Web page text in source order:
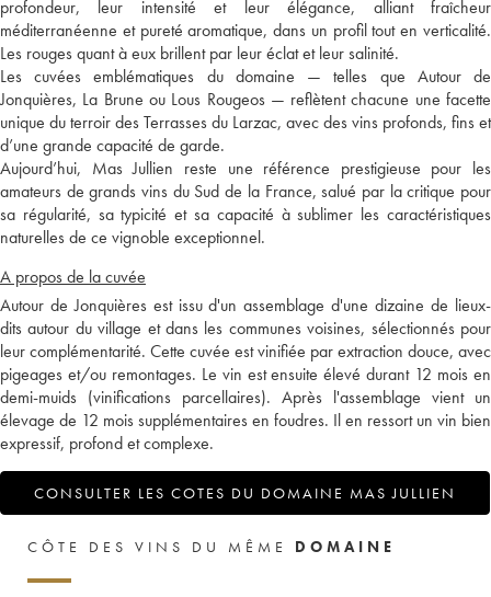
profondeur, leur intensité et leur élégance, alliant fraîcheur
méditerranéenne et pureté aromatique, dans un profil tout en verticalité.
Les rouges quant à eux brillent par leur éclat et leur salinité.
Les cuvées emblématiques du domaine — telles que Autour de
Jonquières, La Brune ou Lous Rougeos — reflètent chacune une facette
unique du terroir des Terrasses du Larzac, avec des vins profonds, fins et
d’une grande capacité de garde.
Aujourd’hui, Mas Jullien reste une référence prestigieuse pour les
amateurs de grands vins du Sud de la France, salué par la critique pour
sa régularité, sa typicité et sa capacité à sublimer les caractéristiques
naturelles de ce vignoble exceptionnel.
A propos de la cuvée
Autour de Jonquières est issu d'un assemblage d'une dizaine de lieux-
dits autour du village et dans les communes voisines, sélectionnés pour
leur complémentarité. Cette cuvée est vinifiée par extraction douce, avec
pigeages et/ou remontages. Le vin est ensuite élevé durant 12 mois en
demi-muids (vinifications parcellaires). Après l'assemblage vient un
élevage de 12 mois supplémentaires en foudres. Il en ressort un vin bien
expressif, profond et complexe.
CONSULTER LES COTES DU DOMAINE MAS JULLIEN
CÔTE DES VINS DU MÊME DOMAINE